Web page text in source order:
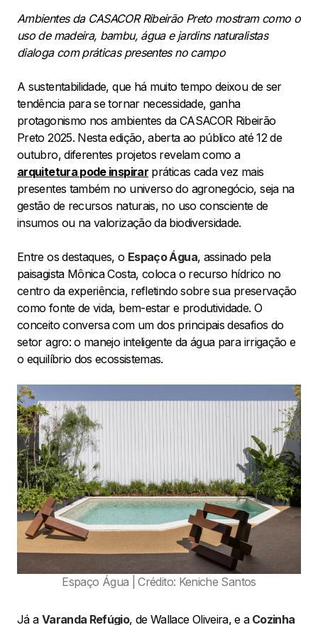
Ambientes da CASACOR Ribeirão Preto mostram como o
uso de madeira, bambu, água e jardins naturalistas
dialoga com práticas presentes no campo
A sustentabilidade, que há muito tempo deixou de ser
tendência para se tornar necessidade, ganha
protagonismo nos ambientes da CASACOR Ribeirão
Preto 2025. Nesta edição, aberta ao público até 12 de
outubro, diferentes projetos revelam como a
arquitetura pode inspirar práticas cada vez mais
presentes também no universo do agronegócio, seja na
gestão de recursos naturais, no uso consciente de
insumos ou na valorização da biodiversidade.
Entre os destaques, o Espaço Água, assinado pela
paisagista Mônica Costa, coloca o recurso hídrico no
centro da experiência, refletindo sobre sua preservação
como fonte de vida, bem-estar e produtividade. O
conceito conversa com um dos principais desafios do
setor agro: o manejo inteligente da água para irrigação e
o equilíbrio dos ecossistemas.
Espaço Água | Crédito: Keniche Santos
Já a Varanda Refúgio, de Wallace Oliveira, e aCozinha